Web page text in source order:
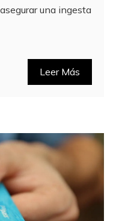
una ingesta
Leer Más